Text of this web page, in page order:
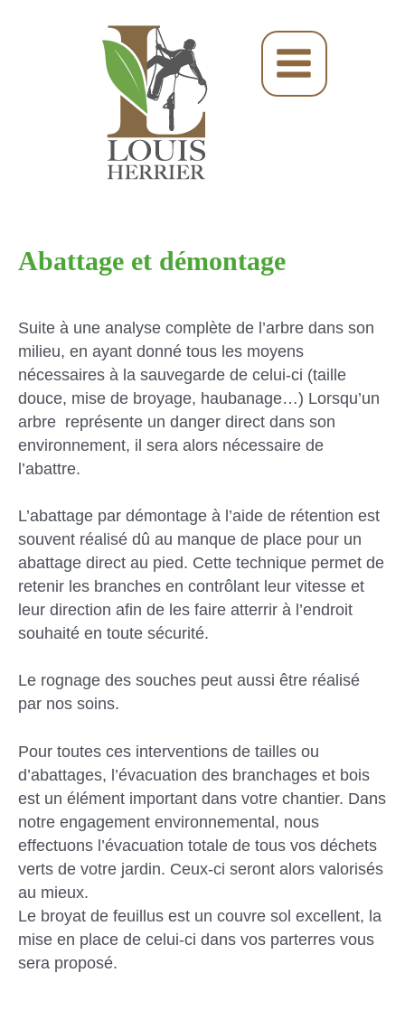
Main
Abattage et démontage
Suite à une analyse complète de l’arbre dans son
milieu, en ayant donné tous les moyens
nécessaires à la sauvegarde de celui-ci (taille
douce, mise de broyage, haubanage…) Lorsqu’un
arbre représente un danger direct dans son
environnement, il sera alors nécessaire de
l’abattre.
L’abattage par démontage à l’aide de rétention est
souvent réalisé dû au manque de place pour un
abattage direct au pied. Cette technique permet de
retenir les branches en contrôlant leur vitesse et
leur direction afin de les faire atterrir à l’endroit
souhaité en toute sécurité.
Le rognage des souches peut aussi être réalisé
par nos soins.
Pour toutes ces interventions de tailles ou
d’abattages, l’évacuation des branchages et bois
est un élément important dans votre chantier. Dans
notre engagement environnemental, nous
effectuons l’évacuation totale de tous vos déchets
verts de votre jardin. Ceux-ci seront alors valorisés
au mieux.
Le broyat de feuillus est un couvre sol excellent, la
mise en place de celui-ci dans vos parterres vous
sera proposé.